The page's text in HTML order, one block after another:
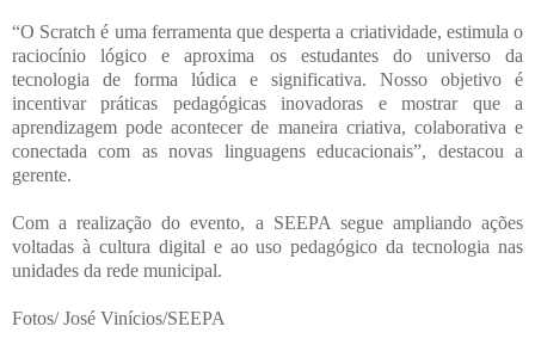
“O Scratch é uma ferramenta que desperta a criatividade, estimula o
raciocínio lógico e aproxima os estudantes do universo da
tecnologia de forma lúdica e significativa. Nosso objetivo é
incentivar práticas pedagógicas inovadoras e mostrar que a
aprendizagem pode acontecer de maneira criativa, colaborativa e
conectada com as novas linguagens educacionais”, destacou a
gerente.
Com a realização do evento, a SEEPA segue ampliando ações
voltadas à cultura digital e ao uso pedagógico da tecnologia nas
unidades da rede municipal.
Fotos/ José Vinícios/SEEPA